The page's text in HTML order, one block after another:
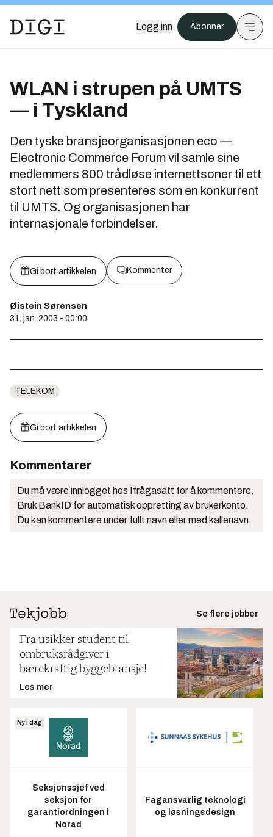
Logg inn Abonner
WLAN i strupen på UMTS
— i Tyskland
Den tyske bransjeorganisasjonen eco —
Electronic Commerce Forum vil samle sine
medlemmers 800 trådløse internettsoner til ett
stort nett som presenteres som en konkurrent
til UMTS. Og organisasjonen har
internasjonale forbindelser.
Gi bort artikkelen Kommenter
Øistein Sørensen
31. jan. 2003 - 00:00
TELEKOM
Gi bort artikkelen
Kommentarer
Du må være innlogget hos Ifrågasätt for å kommentere.
Bruk BankID for automatisk oppretting av brukerkonto.
Du kan kommentere under fullt navn eller med kallenavn.
Se flere jobber
Fra usikker student til
ombruksrådgiver i
bærekraftig byggebransje!
Les mer
Ny i dag
Seksjonssjef ved
seksjon for
garantiordningen i
Norad
Fagansvarlig teknologi
og løsningsdesign